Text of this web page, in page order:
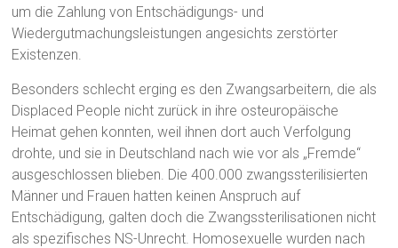
um die Zahlung von Entschädigungs- und
Wiedergutmachungsleistungen angesichts zerstörter
Existenzen.
Besonders schlecht erging es den Zwangsarbeitern, die als
Displaced People nicht zurück in ihre osteuropäische
Heimat gehen konnten, weil ihnen dort auch Verfolgung
drohte, und sie in Deutschland nach wie vor als „Fremde“
ausgeschlossen blieben. Die 400.000 zwangssterilisierten
Männer und Frauen hatten keinen Anspruch auf
Entschädigung, galten doch die Zwangssterilisationen nicht
als spezifisches NS-Unrecht. Homosexuelle wurden nach